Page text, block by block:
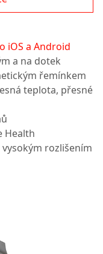
iOS a Android
a na dotek
řemínkem
teplota, přesné
Health
vysokým rozlišením